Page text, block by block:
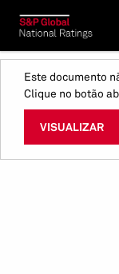
Este documento
Clique no botão
VISUALIZAR